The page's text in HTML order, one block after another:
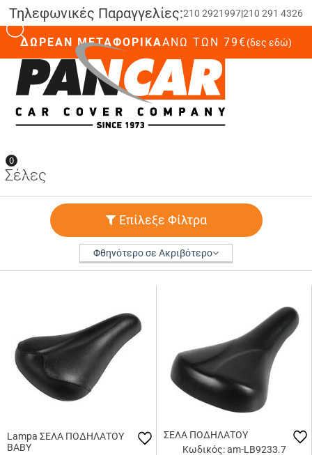
Τηλεφωνικές Παραγγελίες:210 2921997|210 291 4326
ΔΩΡΕΑΝ ΜΕΤΑΦΟΡΙΚΑΆΝΩ ΤΩΝ 79€(δες εδώ)
0
Σέλες
Επίλεξε Φίλτρα
Φθηνότερο σε Ακριβότερο
Lampa ΣΕΛΑ ΠΟΔΗΛΑΤΟΥ
ΒΑΒΥ
ΣΕΛΑ ΠΟΔΗΛΑΤΟΥ
Κωδικός: am-LB9233.7